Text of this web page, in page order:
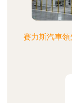
賽力斯汽車領